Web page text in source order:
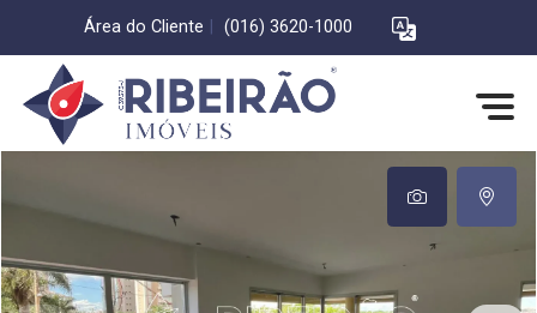
Área do Cliente (016) 3620-1000